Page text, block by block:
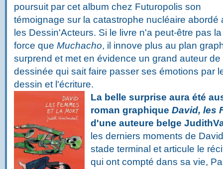
poursuit par cet album chez Futuropolis son
témoignage sur la catastrophe nucléaire abordé
les Dessin'Acteurs. Si le livre n'a peut-être pas
force que Muchacho, il innove plus au plan
surprend et met en évidence un grand auteur
dessinée qui sait faire passer ses émotions par
dessin et l'écriture.
La belle surprise aura été
roman graphique David, les
d'une auteure belge
les derniers moments de
stade terminal et articule le
qui ont compté dans sa vie,